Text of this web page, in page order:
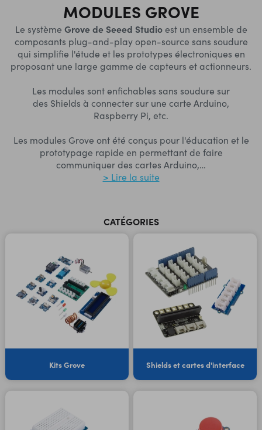
MODULES GROVE
Le système Grove de Seeed Studioest un ensemble de
composants plug-and-play open-source sans soudure
qui simplifie l'étude et les prototypes électroniques en
proposant une large gamme de capteurs et actionneurs.
Les modules sont enfichables sans soudure sur
des Shields à connecter sur une carte Arduino,
Raspberry Pi, etc.
Les modules Grove ont été conçus pour l'éducation et le
prototypage rapide en permettant de faire
communiquer des cartes Arduino,…
> Lire la suite
CATÉGORIES
Kits Grove Shields et cartes d'interface